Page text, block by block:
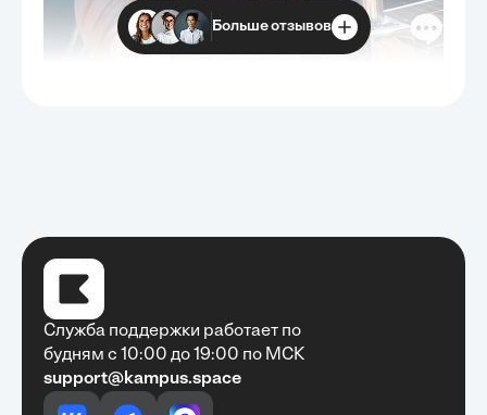
Очень быстро, недорого, качественно,
доступно
Больше отзывов
Служба поддержки работает по
будням с 10:00 до 19:00 по МСК
support@kampus.space